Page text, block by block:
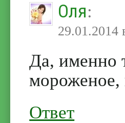
Оля:
29.01.2014
Да, именно
мороженое,
Ответ